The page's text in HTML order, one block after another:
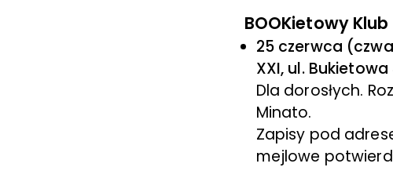
BOOKietowy Klub
25 czerwca
XXI, ul.
Dla dorosłych.
Minato.
Zapisy pod
mejlowe